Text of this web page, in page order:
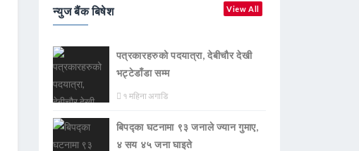
न्युज बैंक बिषेश View All
पत्रकारहरुको पदयात्रा, देबीचौर देखी
भट्टेडाँडा सम्म
१ महिना अगाडि
बिपद्का घटनामा ९३ जनाले ज्यान गुमाए,
४ सय ४५ जना घाइते